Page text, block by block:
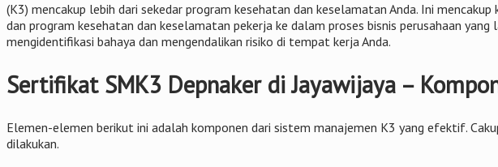
(K3) mencakup lebih dari sekedar program kesehatan dan keselamatan Anda. Ini
dan program kesehatan dan keselamatan pekerja ke dalam proses bisnis perusahaan
mengidentifikasi bahaya dan mengendalikan risiko di tempat kerja Anda.
Sertifikat SMK3 Depnaker di Jayawijaya –
Elemen-elemen berikut ini adalah komponen dari sistem manajemen K3 yang efektif.
dilakukan.